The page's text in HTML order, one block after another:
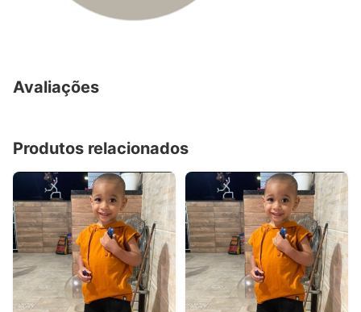
Avaliações
Produtos relacionados